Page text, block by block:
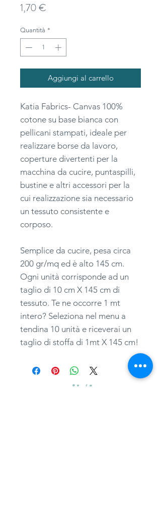
1,70 €
Quantità *
Aggiungi al carrello
Katia Fabrics- Canvas 100%
cotone su base bianca con
pellicani stampati, ideale per
realizzare borse da lavoro,
coperture divertenti per la
macchina da cucire, puntaspilli,
bustine e altri accessori per la
cui realizzazione sia necessario
un tessuto consistente e
corposo.
Semplice da cucire, pesa circa
200 gr/mq ed è alto 145 cm.
Ogni unità corrisponde ad un
taglio di 10 cm X 145 cm di
tessuto. Te ne occorre 1 mt
intero? Seleziona nel menu a
tendina 10 unità e riceverai un
taglio di stoffa di 1mt X 145 cm!